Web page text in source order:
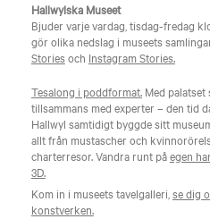
Hallwylska Museet
Bjuder varje vardag, tisdag-fredag
gör olika nedslag i museets
Storiesoch Instagram Stories.
Tesalong i poddformat.Med palatset
tillsammans med experter – den tid
Hallwyl samtidigt byggde sitt
allt från mustascher och
charterresor. Vandra runt påegen
3D.
Kom in i museets tavelgalleri, se dig
konstverken.